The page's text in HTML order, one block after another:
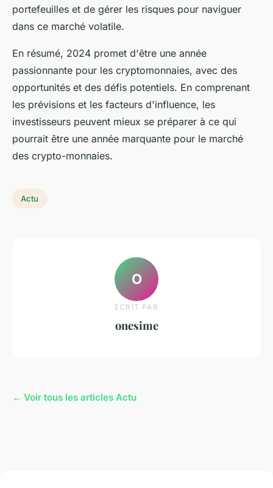
portefeuilles et de gérer les risques pour naviguer
dans ce marché volatile.
En résumé, 2024 promet d'être une année
passionnante pour les cryptomonnaies, avec des
opportunités et des défis potentiels. En comprenant
les prévisions et les facteurs d'influence, les
investisseurs peuvent mieux se préparer à ce qui
pourrait être une année marquante pour le marché
des crypto-monnaies.
Actu
O
ECRIT PAR
onesime
← Voir tous les articles Actu